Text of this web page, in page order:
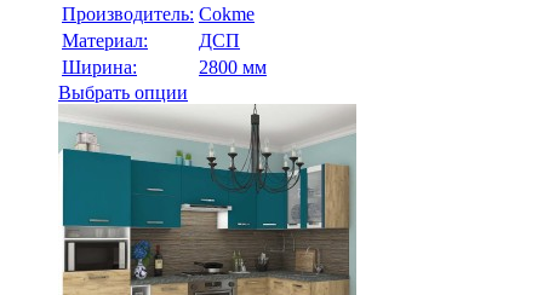
Производитель: Cokme
Материал:
ДСП
Ширина:
2800 мм
Выбрать опции